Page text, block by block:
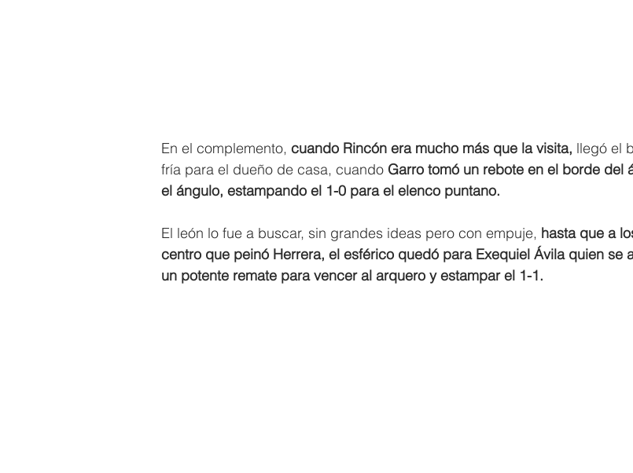
En el complemento, cuando Rincón era mucho más que la visita, llegó el
fría para el dueño de casa, cuando Garro tomó un rebote en el borde del
el ángulo, estampando el 1-0 para el elenco puntano.
El león lo fue a buscar, sin grandes ideas pero con empuje, hasta que a
centro que peinó Herrera, el esférico quedó para Exequiel Ávila quien se
un potente remate para vencer al arquero y estampar el 1-1.